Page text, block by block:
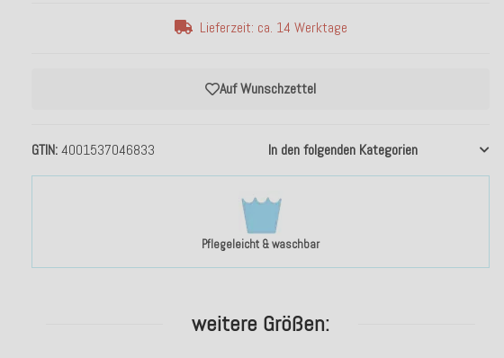
Pflegeleicht & waschbar
GTIN 4001537046833 In den folgenden Kategorien
Auf Wunschzettel
Lieferzeit: ca. 14 Werktage
weitere Größen: